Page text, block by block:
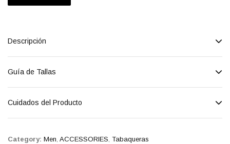
Descripción
Guía de Tallas
Cuidados del Producto
Category: Men ACCESSORIES Tabaqueras